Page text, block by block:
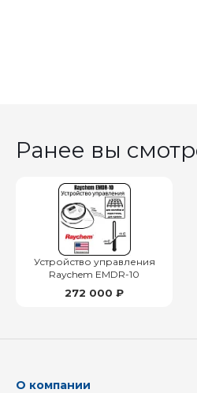
Ранее вы
Устройство управления
Raychem EMDR-10
272 000 ₽
О компании